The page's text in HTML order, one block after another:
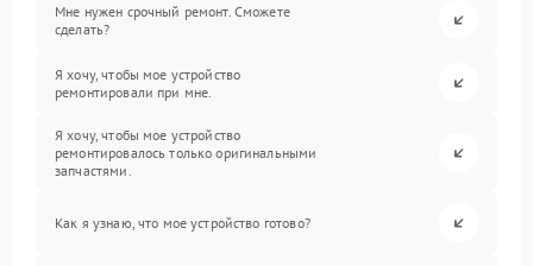
Мне нужен срочный ремонт. Сможете
сделать?
Я хочу, чтобы мое устройство
ремонтировали при мне.
Я хочу, чтобы мое устройство
ремонтировалось только оригинальными
запчастями.
Как я узнаю, что мое устройство готово?